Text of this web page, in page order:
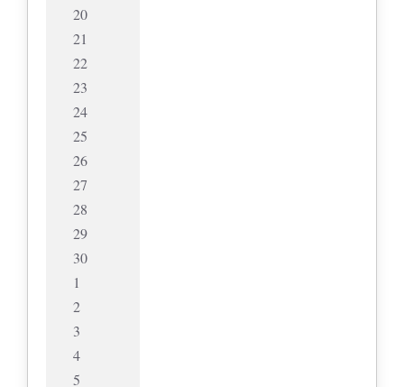
20
21
22
23
24
25
26
27
28
29
30
1
2
3
4
5